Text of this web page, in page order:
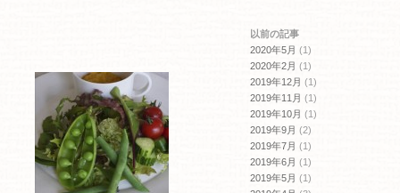
以前の記事
2020年5月 (1)
2020年2月 (1)
2019年12月 (1)
2019年11月 (1)
2019年10月 (1)
2019年9月 (2)
2019年7月 (1)
2019年6月 (1)
2019年5月 (1)